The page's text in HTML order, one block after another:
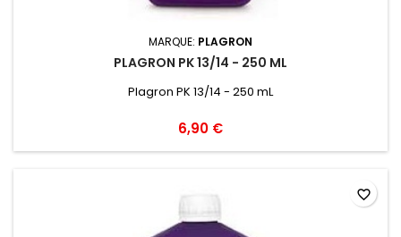
MARQUE: PLAGRON
PLAGRON PK 13/14 - 250 ML
Plagron PK 13/14 - 250 mL
6,90 €
favorite_border